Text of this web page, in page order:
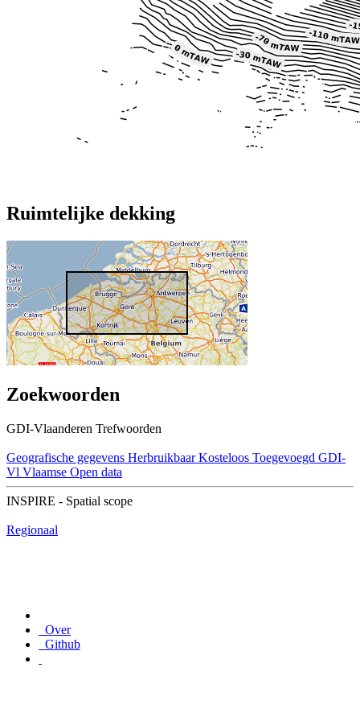
Ruimtelijke dekking
Zoekwoorden
GDI-Vlaanderen Trefwoorden
Geografische gegevens Herbruikbaar Kosteloos Toegevoegd GDI-
Vl Vlaamse Open data
INSPIRE - Spatial scope
Regionaal
Over
Github